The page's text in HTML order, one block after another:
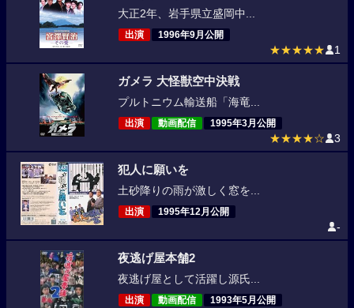
大正2年、岩手県立盛岡中...
出演 1996年9月公開
★★★★★ 1
ガメラ 大怪獣空中決戦
プルトニウム輸送船「海竜...
出演 動画配信 1995年3月公開
★★★★☆ 3
犯人に願いを
土砂降りの雨が激しく窓を...
出演 1995年12月公開
-
夜逃げ屋本舗2
夜逃げ屋として活躍し源氏...
出演 動画配信 1993年5月公開